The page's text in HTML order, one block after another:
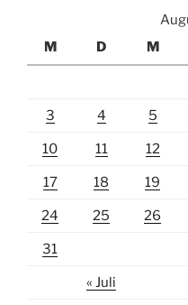
M
D M
3 4 5
10 11 12
17 18 19
24 25 26
31
« Juli